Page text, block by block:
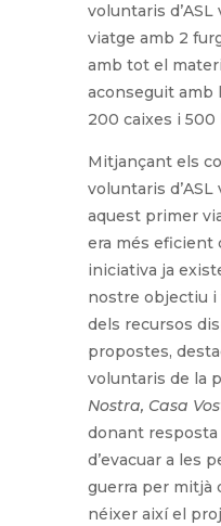
voluntaris
viatge amb 2
amb tot el
aconseguit amb
200 caixes i 500
Mitjançant els
voluntaris
aquest primer
era més eficient
iniciativa ja
nostre objectiu i
dels recursos
propostes,
voluntaris de la
Nostra, Casa
donant
d’evacuar a les
guerra per mitjà
néixer així el